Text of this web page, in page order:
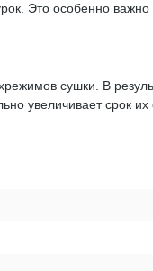
Это особенно
сушки. В
увеличивает срок их